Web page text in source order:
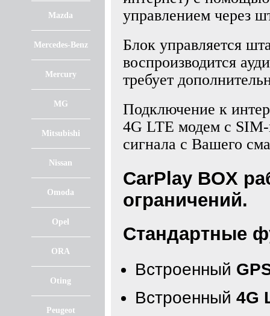
Mazda
Mercedes-Benz
Mercury
MG
Mitsubishi
Nissan
Omoda
Opel
ORA
Oting
Peugeot
управлением через
Блок управляется
воспроизводится
требует
Подключение к
4G LTE модем с
сигнала с Вашего
CarPlay BOX
ограничений.
Стандартные
Встроенный
Встроенный 4G